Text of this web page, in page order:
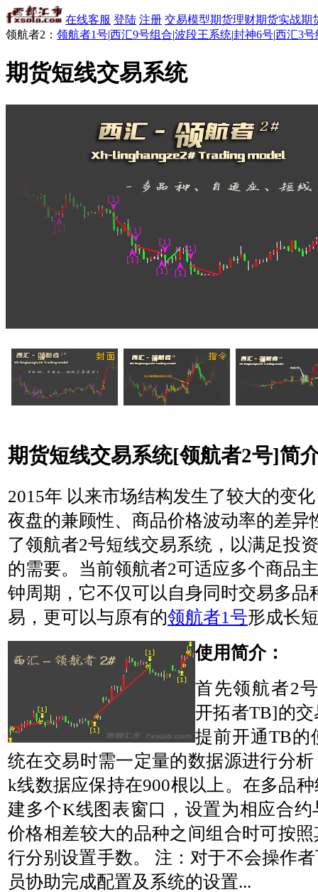
在线客服 登陆 注册 交易模型期货理财期货实战期
领航者2： 领航者1号|西汇9号组合|波段王系统|封神6号|西汇3号
期货短线交易系统
期货短线交易系统[领航者2号]简
2015年 以来市场结构发生了较大的变
夜盘的兼顾性、商品价格波动率的差异
了领航者2号短线交易系统，以满足投
的需要。当前领航者2可适应多个商品
钟周期，它不仅可以自身同时交易多品
易，更可以与原有的领航者1号形成长
使用简介：
首先领航者2
开拓者TB]的
提前开通TB的
统在交易时需一定量的数据源进行分
k线数据应保持在900根以上。在多品
建多个K线图表窗口，设置为相应合
价格相差较大的品种之间组合时可按
行分别设置手数。 注：对于不会操作
员协助完成配置及系统的设置...